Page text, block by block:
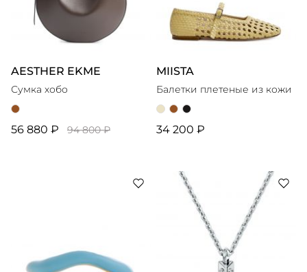
AESTHER EKME
Сумка хобо
56 880 ₽ 94 800 ₽
MIISTA
Балетки плетеные из кожи
34 200 ₽